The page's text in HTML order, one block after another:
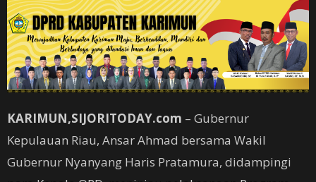
KARIMUN,SIJORITODAY.com – Gubernur
Kepulauan Riau, Ansar Ahmad bersama Wakil
Gubernur Nyanyang Haris Pratamura, didampingi